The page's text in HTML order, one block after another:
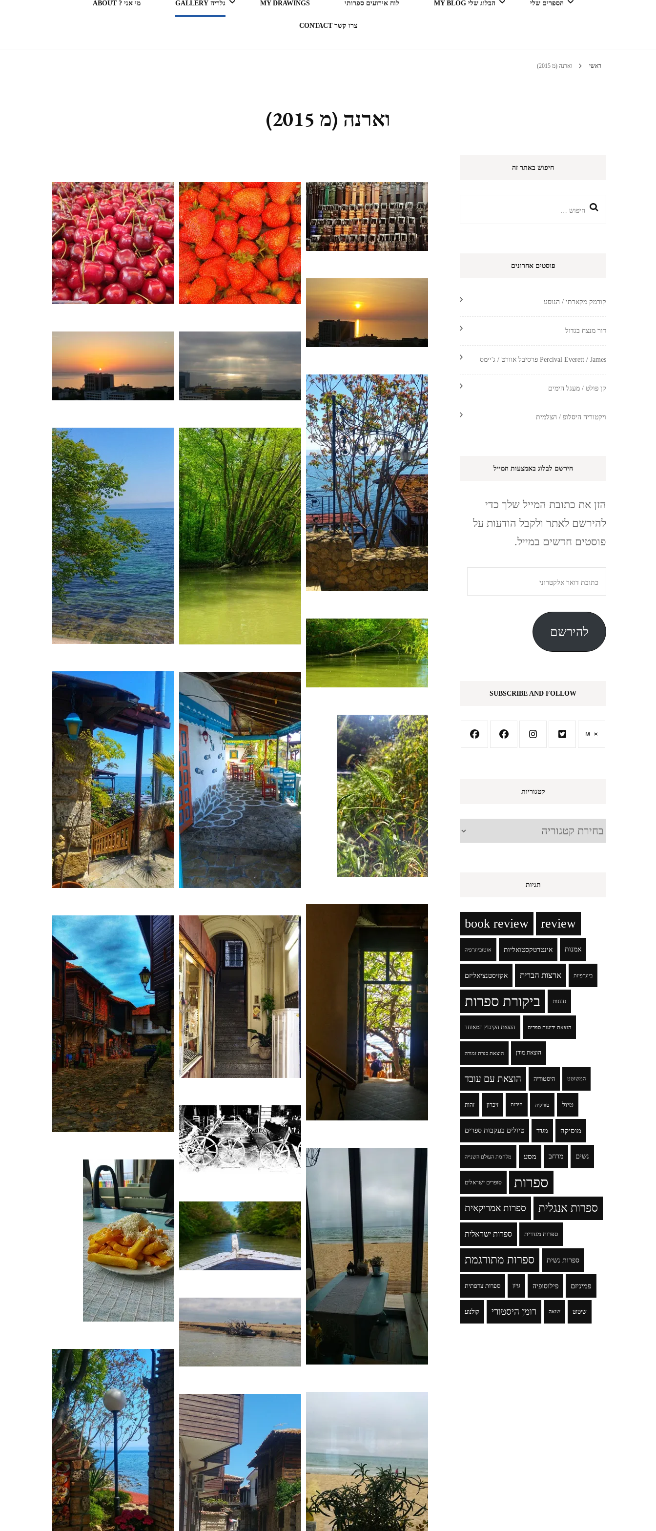
הספרים שלי הבלוג שלי MY BLOG לוח אירועים ספרותי MY DRAWINGS גלריה GALLERY
חדר בבית מלון HOTEL
ROOM
מצדה וים המלח, דצמבר 2021
MASADA AND THE DEAD
SEA, DECEMBER
BUDAPEST, HUNGARY
ברלין, ספטמבר, 2021 BERLIN,
GERMANY, SEPTEMBER
אלוני אבא ותל מגידו אפריל
2021 ALONEI ABA AND
TEL MEGIDO
פריחה ונדידה בצפון הארץ,
חורף-אביב, מרץ 2021
FLOWERING AND
MIGRATION IN THE
NORTH OF THE
COUNTRY, WINTER-
SPRING, MARCH
נגב – עין עבדת ושדה בוקר –
פברואר 2021
קאסר אל יהוד 13.2.2021
QASR AL YAHUD
ליברפול, LIVERPOOL ינואר
2020
לידס LEEDS (אנגליה), ינואר
2020
מנצ'סטר,MANCHESTER
ינואר, 2020
ISTANBUL, TURKEY
ברצלונה, יוני 2019
BARCELONA
כרתים, אוקטובר, 2018 CRETE
אילת וטאבה (מ 2017) EILAT
& TABA
פראג, אוגוסט, 2017 PRAGUE
CZECH REPUBLIC
וארנה (מ 2015) VARNA,
מי אני ? ABOUT
צרו קשר CONTACT
ראשי וארנה (מ 2015)
וארנה (מ 2015)
חיפוש באתר זה
חיפוש:
פוסטים אחרונים
קורמק מקארתי / הנוסע
דור מנצח בגדול
Percival Everett / James פרסיבל אוורט / ג'יימס
קן פולט / מעגל הימים
ויקטוריה היסלופ / הצלמית
הירשם לבלוג באמצעות המייל
הזן את כתובת המייל שלך כדי
להירשם לאתר ולקבל הודעות על
פוסטים חדשים במייל.
דואר
אלקטרוני
להירשם
SUBSCRIBE AND FOLLOW
קטגוריות
קטגוריות
תגיות
book review review
אוטוביוגרפיה אינטרטקסטואליות אמנות
אקזיסטנציאליזם ארצות הברית ביוגרפיות
ביקורת ספרות גזענות
הוצאת הקיבוץ המאוחד הוצאת ידיעות ספרים
הוצאת כנרת זמורה הוצאת מודן
הוצאת עם עובד היסטוריה המשוטט
זהות זיכרון חירות טורקיה טיול
טיולים בעקבות ספרים מגדר מוסיקה
מלחמת העולם השנייה מסע מרחב נשים
סופרים ישראלים ספרות
ספרות אמריקאית ספרות אנגלית
ספרות ישראלית ספרות מגדרית
ספרות מתורגמת ספרות נשית
ספרות צרפתית עיון פילוסופיה פמיניזם
קולנוע רומן היסטורי שואה שיטוט